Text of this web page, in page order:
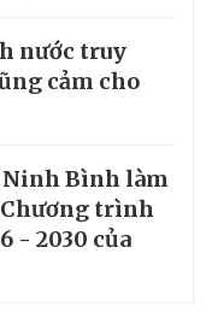
nước truy
cảm cho
Bình làm
Chương trình
- 2030 của